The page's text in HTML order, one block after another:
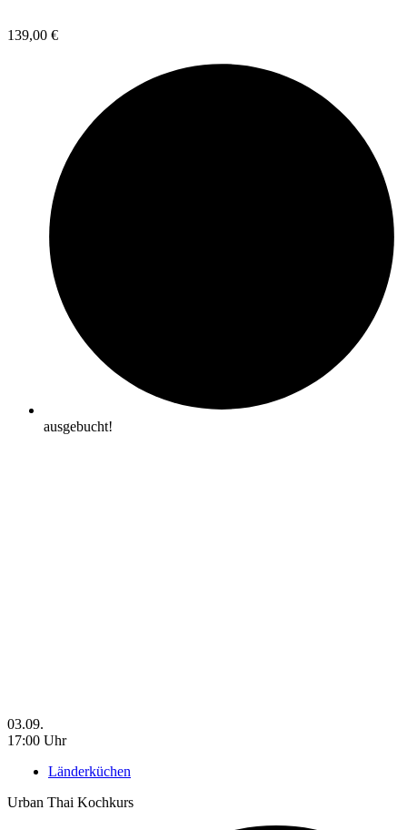
139,00 €
ausgebucht!
03.09.
17:00 Uhr
Länderküchen
Urban Thai Kochkurs